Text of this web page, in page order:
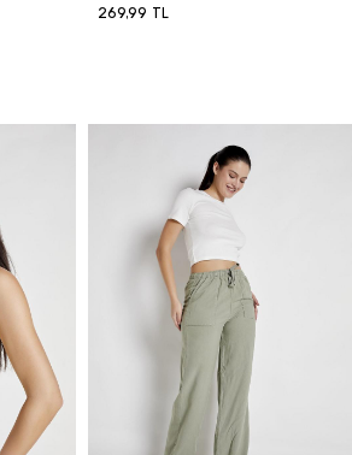
BEDEN SEÇ
269,99 TL